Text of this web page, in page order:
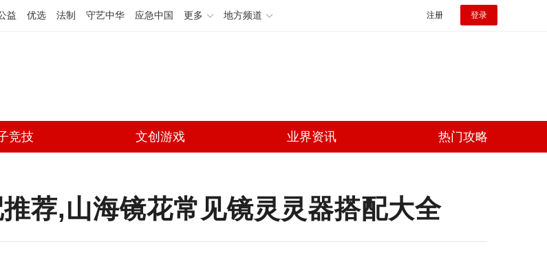
益 优选 法制 守艺中华 应急中国 更多 地方频道 注册 登录
竞技 文创游戏 业界资讯 热门攻略
荐,山海镜花常见镜灵灵器搭配大全